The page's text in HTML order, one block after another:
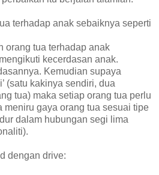
terhadap anak sebaiknya seperti
orang tua terhadap anak
kecerdasan anak.
Kemudian supaya
(satu kakinya sendiri, dua
tua) maka setiap orang tua perlu
meniru gaya orang tua sesuai tipe
dalam hubungan segi lima
dengan drive: